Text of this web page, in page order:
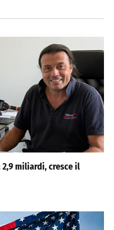
miliardi, cresce il